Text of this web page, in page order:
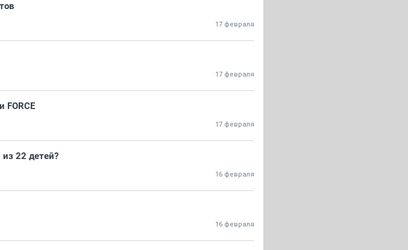
17 февраля
17 февраля
FORCE
17 февраля
22 детей?
16 февраля
16 февраля